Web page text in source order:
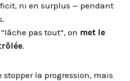
ni en surplus — pendant
pas tout”, on met le
.
stopper la progression, mais